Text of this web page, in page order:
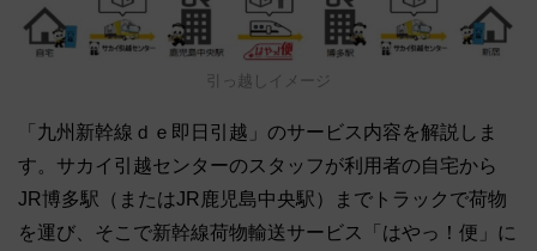
引っ越しイメージ
「九州新幹線ｄｅ即日引越」のサービス内容を解説しま
す。サカイ引越センターのスタッフが利用者の自宅から
JR博多駅（またはJR鹿児島中央駅）までトラックで荷物
を運び、そこで新幹線荷物輸送サービス「はやっ！便」に